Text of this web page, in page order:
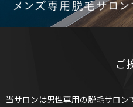
ご
当サロンは男性専用の脱毛サロン